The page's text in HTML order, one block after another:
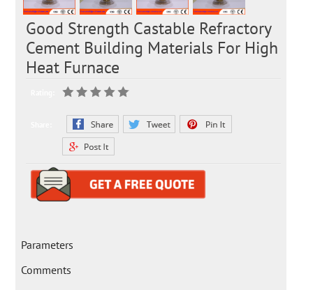
Good Strength Castable Refractory
Cement Building Materials For High
Heat Furnace
Parameters
Comments